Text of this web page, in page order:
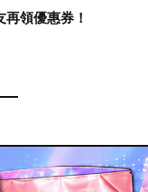
領優惠券！